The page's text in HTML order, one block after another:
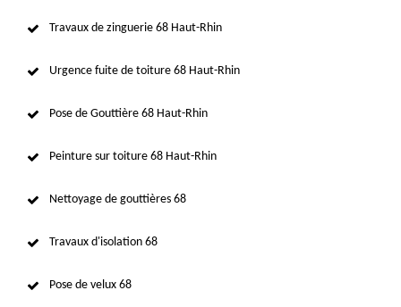
Travaux de zinguerie 68 Haut-Rhin
Urgence fuite de toiture 68 Haut-Rhin
Pose de Gouttière 68 Haut-Rhin
Peinture sur toiture 68 Haut-Rhin
Nettoyage de gouttières 68
Travaux d'isolation 68
Pose de velux 68